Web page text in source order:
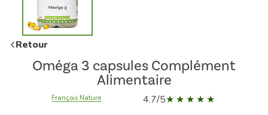
Retour
Oméga 3 capsules Complément
Alimentaire
François Nature 4.7/5